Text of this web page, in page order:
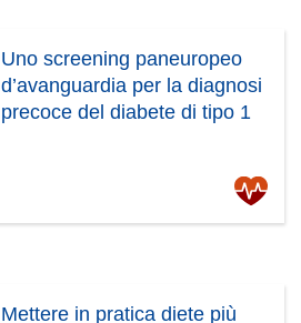
Uno screening paneuropeo
d’avanguardia per la diagnosi
precoce del diabete di tipo 1
Mettere in pratica diete più